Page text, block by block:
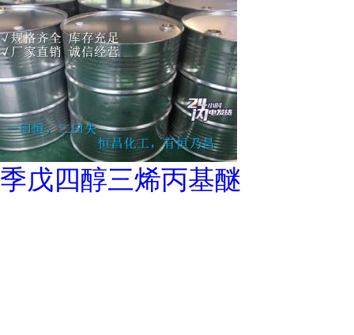
季戊四醇三烯丙基醚